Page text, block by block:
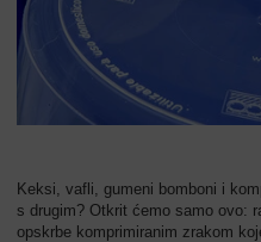
Keksi, vafli, gumeni bomboni i
s drugim? Otkrit ćemo samo ovo:
opskrbe komprimiranim zrakom